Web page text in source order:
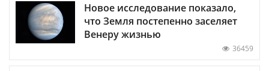
Новое исследование показало,
что Земля постепенно заселяет
Венеру жизнью
36459